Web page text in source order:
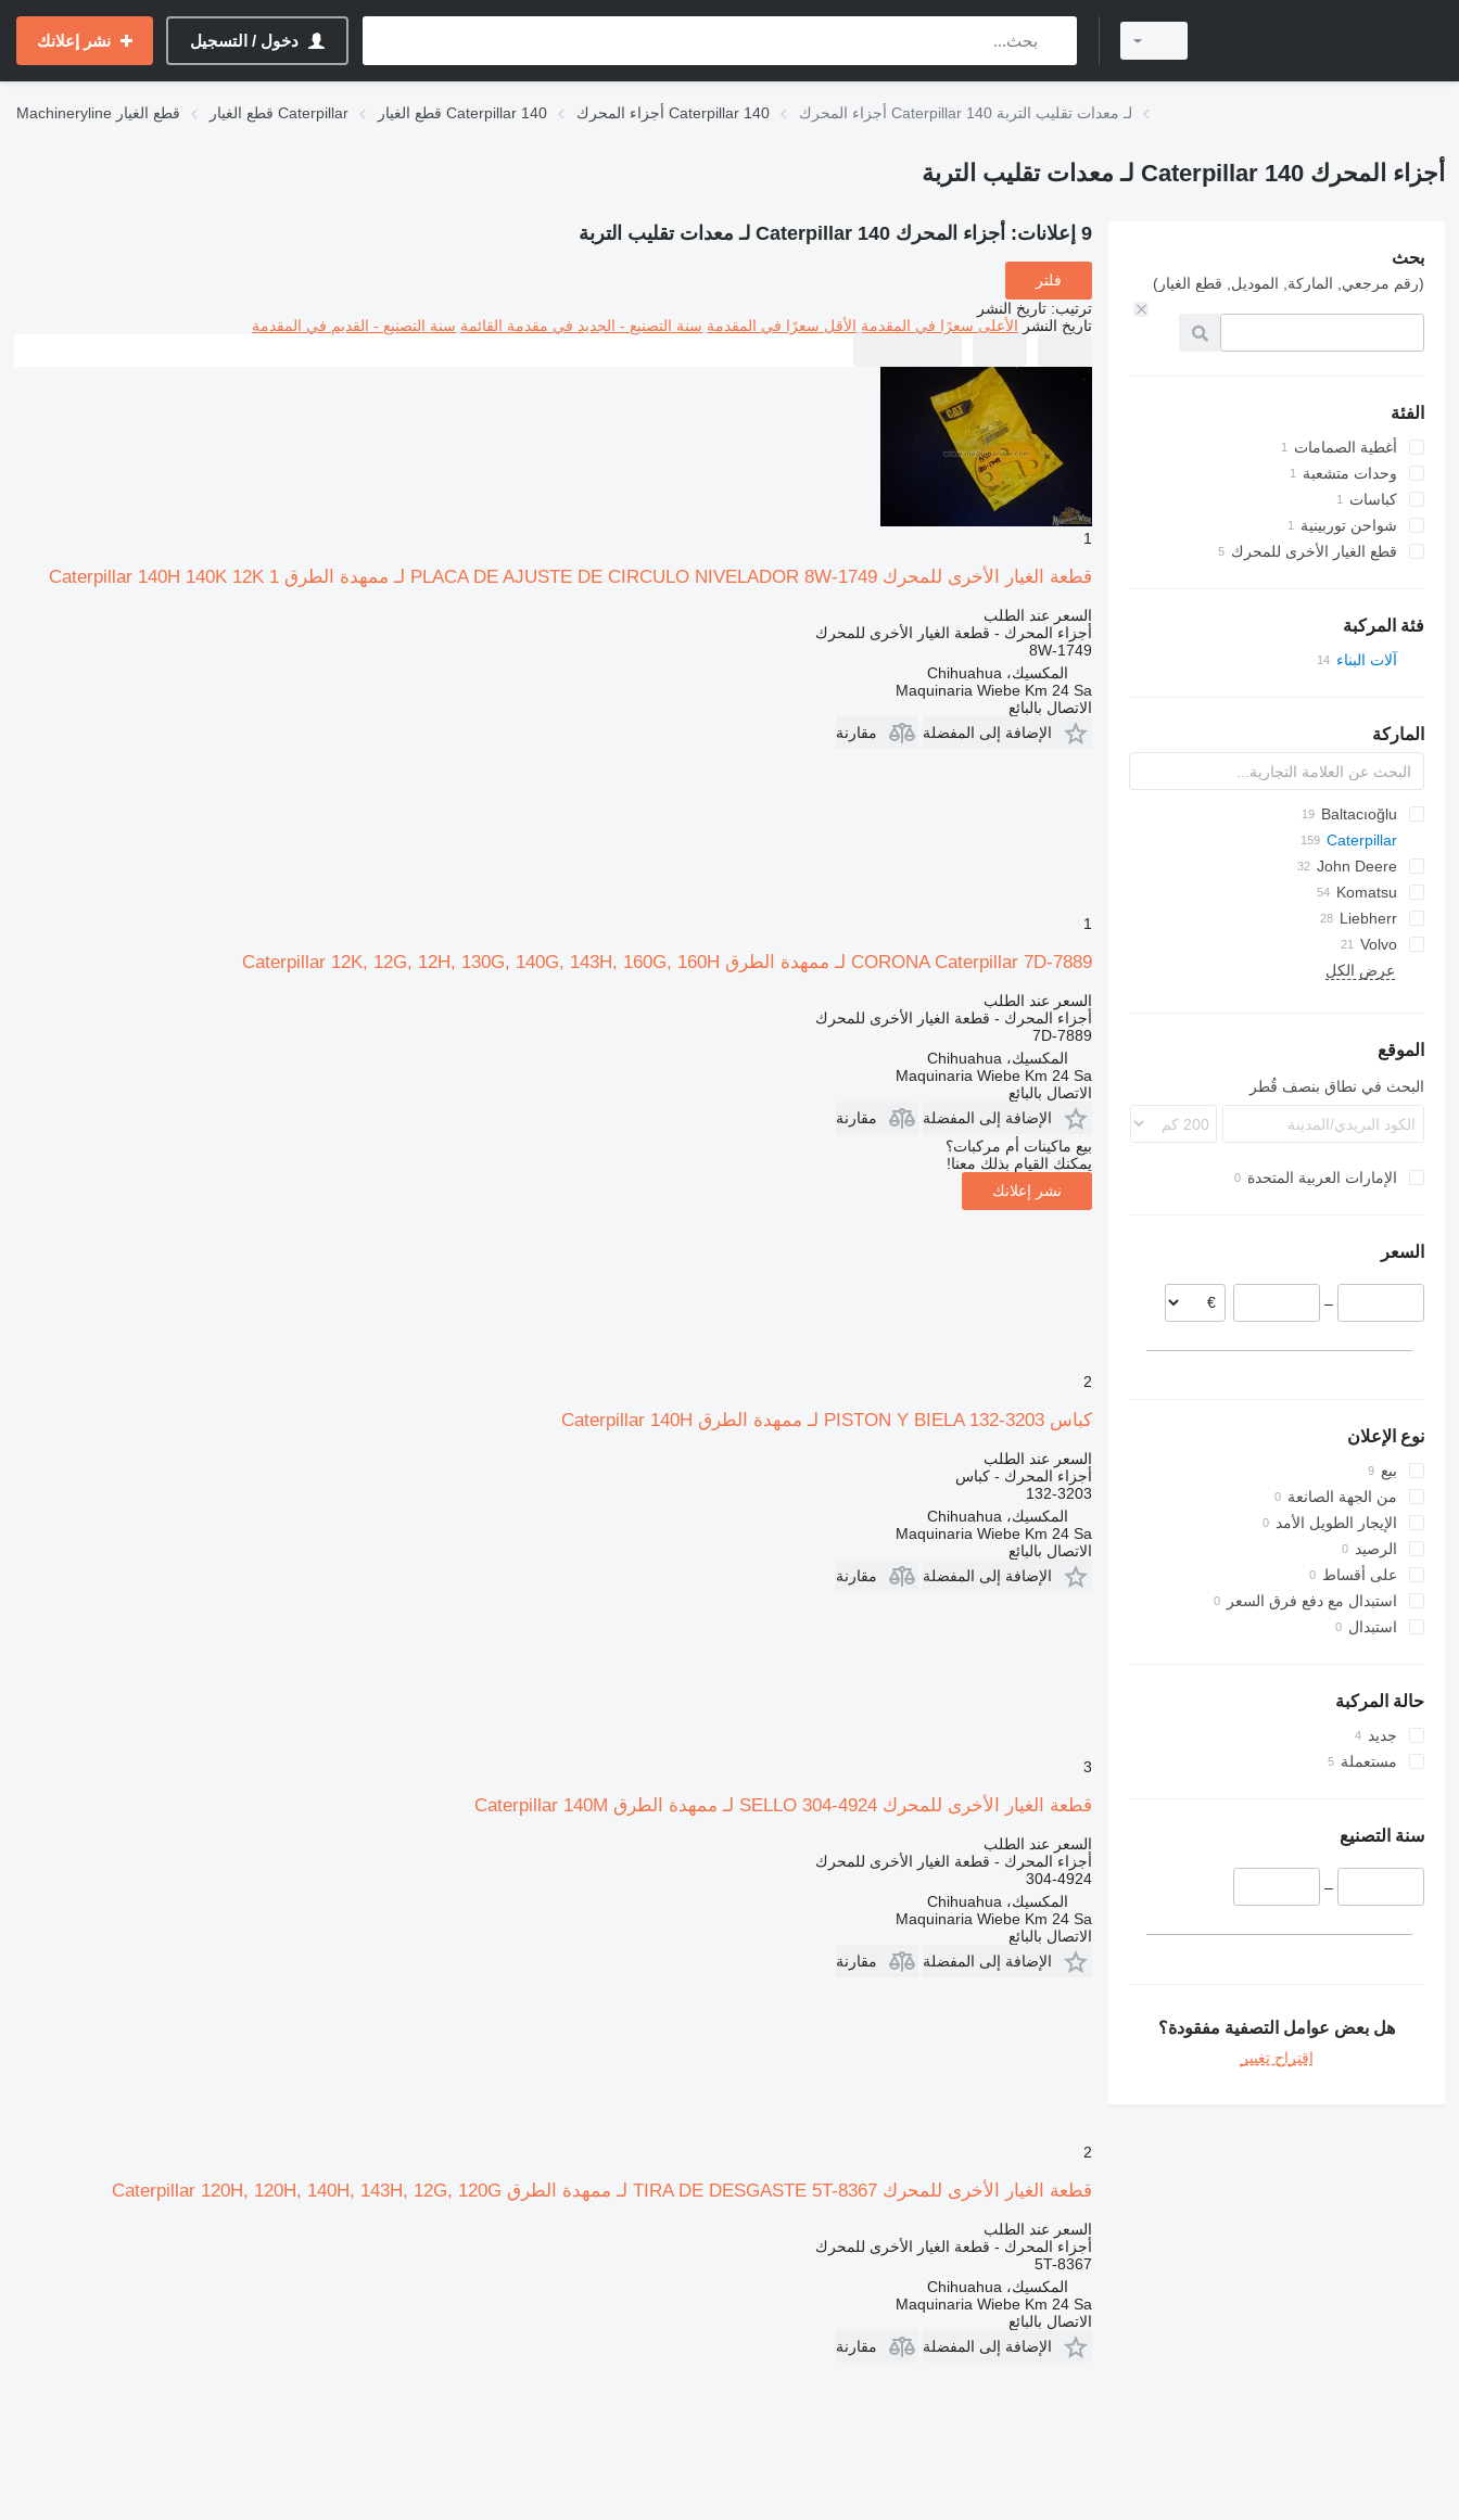
دخول / التسجيل نشر إعلانك
Machineryline قطع الغيار قطع الغيار Caterpillar قطع الغيار Caterpillar 140 أجزاء المحرك Caterpillar 140 أجزاء المحرك Caterpillar 140 لـ معدات تقليب التربة
أجزاء المحرك Caterpillar 140 لـ معدات تقليب التربة
بحث
(رقم مرجعي, الماركة, الموديل, قطع الغيار)
الفئة
أغطية الصمامات
وحدات متشعبة
كباسات
شواحن توربينية
قطع الغيار الأخرى للمحرك
فئة المركبة
آلات البناء
لوادر البناء
جرافات ذات عجلات
جرافات ذات عجلات تلسكوبية
الماركة
BC
Baltacıoğlu
1650
Caterpillar
12H
12K
120
120G
120H
140
140G160
826
826G920
930
963
963C
988K
C32
D3
D5
D6
D7
D8
D10
D30
D250
G-series
C-series
BF
TD
FD
FL
FD
FL
TD
John Deere
550
850
Komatsu
D series
GD
Liebherr
LR
PR
D-series
RW
SD
Volvo
SD
DPU
عرض الكل
الموقع
البحث في نطاق بنصف قُطر
الإمارات العربية المتحدة
السعر
–
نوع الإعلان
بيع
من الجهة الصانعة
الإيجار الطويل الأمد
الرصيد
على أقساط
استبدال مع دفع فرق السعر
استبدال
حالة المركبة
جديد
مستعملة
سنة التصنيع
–
هل بعض عوامل التصفية مفقودة؟
اقتراح تغيير
9 إعلانات: أجزاء المحرك Caterpillar 140 لـ معدات تقليب التربة
فلتر
ترتيب: تاريخ النشر
تاريخ النشر الأعلى سعرًا في المقدمة الأقل سعرًا في المقدمة سنة التصنيع - الجديد في مقدمة القائمة سنة التصنيع - القديم في المقدمة
1
قطعة الغيار الأخرى للمحرك PLACA DE AJUSTE DE CIRCULO NIVELADOR 8W-1749 لـ ممهدة الطرق Caterpillar 140H 140K 12K 1
السعر عند الطلب
أجزاء المحرك - قطعة الغيار الأخرى للمحرك
8W-1749
المكسيك، Chihuahua
Maquinaria Wiebe Km 24 Sa
الاتصال بالبائع
الإضافة إلى المفضلة
مقارنة
1
CORONA Caterpillar 7D-7889 لـ ممهدة الطرق Caterpillar 12K, 12G, 12H, 130G, 140G, 143H, 160G, 160H
السعر عند الطلب
أجزاء المحرك - قطعة الغيار الأخرى للمحرك
7D-7889
المكسيك، Chihuahua
Maquinaria Wiebe Km 24 Sa
الاتصال بالبائع
الإضافة إلى المفضلة
مقارنة
بيع ماكينات أم مركبات؟
يمكنك القيام بذلك معنا!
نشر إعلانك
2
كباس PISTON Y BIELA 132-3203 لـ ممهدة الطرق Caterpillar 140H
السعر عند الطلب
أجزاء المحرك - كباس
132-3203
المكسيك، Chihuahua
Maquinaria Wiebe Km 24 Sa
الاتصال بالبائع
الإضافة إلى المفضلة
مقارنة
3
قطعة الغيار الأخرى للمحرك SELLO 304-4924 لـ ممهدة الطرق Caterpillar 140M
السعر عند الطلب
أجزاء المحرك - قطعة الغيار الأخرى للمحرك
304-4924
المكسيك، Chihuahua
Maquinaria Wiebe Km 24 Sa
الاتصال بالبائع
الإضافة إلى المفضلة
مقارنة
2
قطعة الغيار الأخرى للمحرك TIRA DE DESGASTE 5T-8367 لـ ممهدة الطرق Caterpillar 120H, 120H, 140H, 143H, 12G, 120G
السعر عند الطلب
أجزاء المحرك - قطعة الغيار الأخرى للمحرك
5T-8367
المكسيك، Chihuahua
Maquinaria Wiebe Km 24 Sa
الاتصال بالبائع
الإضافة إلى المفضلة
مقارنة